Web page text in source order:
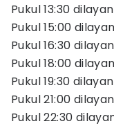
Pukul 13:30
Pukul 15:00
Pukul 16:30
Pukul 18:00
Pukul 19:30
Pukul 21:00
Pukul 22:30